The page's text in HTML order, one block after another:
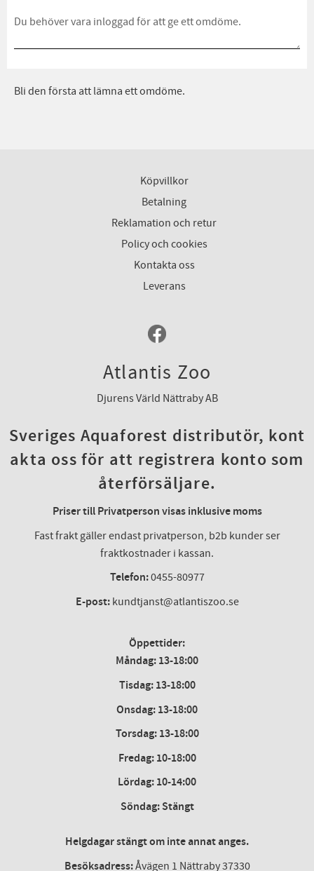
Bli den första att lämna ett omdöme.
Köpvillkor
Betalning
Reklamation och retur
Policy och cookies
Kontakta oss
Leverans
Atlantis Zoo
Djurens Värld Nättraby AB
Sveriges Aquaforest distributör, kont
akta oss för att registrera konto som
återförsäljare.
Priser till Privatperson visas inklusive moms
Fast frakt gäller endast privatperson, b2b kunder ser
fraktkostnader i kassan.
Telefon:0455-80977
E-post:kundtjanst@atlantiszoo.se
Öppettider:
Måndag: 13-18:00
Tisdag: 13-18:00
Onsdag:13-18:00
Torsdag:13-18:00
Fredag:10-18:00
Lördag: 10-14:00
Söndag: Stängt
Helgdagar stängt om inte annat anges.
Besöksadress:Åvägen 1 Nättraby 37330